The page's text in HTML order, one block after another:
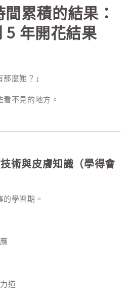
累積的結果：
5 年開花結果
麼難？」
不見的地方。
術與皮膚知識（學得會
學習期。
道